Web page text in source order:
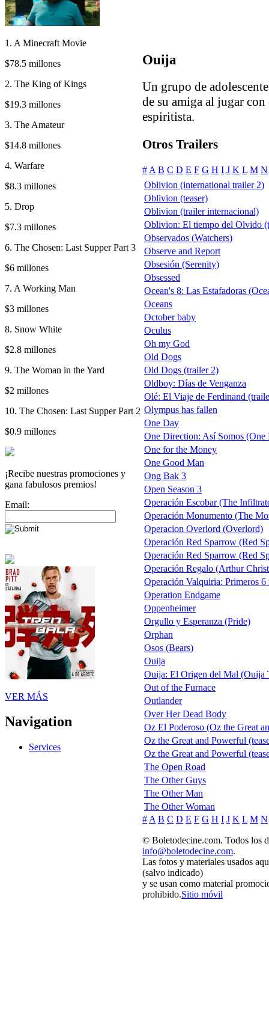
1. A Minecraft Movie
$78.5 millones
2. The King of Kings
$19.3 millones
3. The Amateur
$14.8 millones
4. Warfare
$8.3 millones
5. Drop
$7.3 millones
6. The Chosen: Last Supper Part 3
$6 millones
7. A Working Man
$3 millones
8. Snow White
$2.8 millones
9. The Woman in the Yard
$2 millones
10. The Chosen: Last Supper Part 2
$0.9 millones
¡Recibe nuestras promociones y
gana fabulosos premios!
Email:
VER MÁS
Navigation
Services
Ouija
Un grupo de
de su amiga al jugar
espiritista.
Otros Trailers
# A B C D E F G H I J K L M N
Oblivion (international trailer 2)
Oblivion (teaser)
Oblivion (trailer internacional)
Oblivion: El tiempo del Olvido
Observados (Watchers)
Observe and Report
Obsesión (Serenity)
Obsessed
Ocean's 8: Las Estafadoras
Oceans
October baby
Oculus
Oh my God
Old Dogs
Old Dogs (trailer 2)
Oldboy: Días de Venganza
Olé: El Viaje de Ferdinand
Olympus has fallen
One Day
One Direction: Así Somos
One for the Money
One Good Man
Ong Bak 3
Open Season 3
Operación Escobar (The
Operación Monumento (The
Operacion Overlord (Overlord)
Operación Red Sparrow (Red
Operación Red Sparrow (Red
Operación Regalo (Arthur
Operación Valquiria: Primeros 6
Operation Endgame
Oppenheimer
Orgullo y Esperanza (Pride)
Orphan
Osos (Bears)
Ouija
Ouija: El Origen del Mal
Out of the Furnace
Outlander
Over Her Dead Body
Oz El Poderoso (Oz the Great
Oz the Great and Powerful
Oz the Great and Powerful
The Open Road
The Other Guys
The Other Man
The Other Woman
# A B C D E F G H I J K L M N
© Boletodecine.com. Todos los
info@boletodecine.com.
Las fotos y materiales usados
(salvo indicado)
y se usan como material
prohibido.Sitio móvil